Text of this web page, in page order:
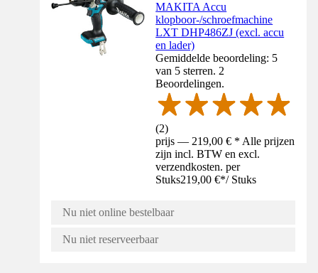
MAKITA Accu
klopboor-/schroefmachine
LXT DHP486ZJ (excl. accu
en lader)
Gemiddelde beoordeling: 5
van 5 sterren. 2
Beoordelingen.
(2)
prijs — 219,00 € * Alle prijzen
zijn incl. BTW en excl.
verzendkosten. per
Stuks219,00 €*/ Stuks
Nu niet online bestelbaar
Nu niet reserveerbaar